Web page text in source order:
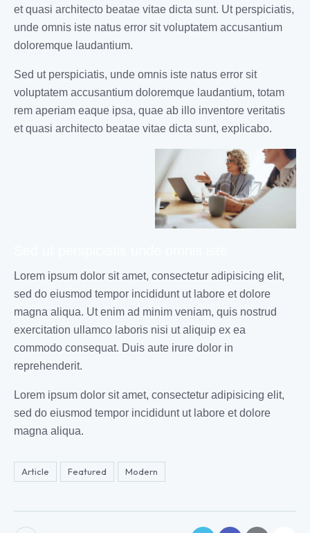
et quasi architecto beatae vitae dicta sunt. Ut perspiciatis,
unde omnis iste natus error sit voluptatem accusantium
doloremque laudantium.
Sed ut perspiciatis, unde omnis iste natus error sit
voluptatem accusantium doloremque laudantium, totam
rem aperiam eaque ipsa, quae ab illo inventore veritatis
et quasi architecto beatae vitae dicta sunt, explicabo.
Lorem ipsum dolor sit amet, consectetur adipisicing elit,
sed do eiusmod tempor incididunt ut labore et dolore
magna aliqua. Ut enim ad minim veniam, quis nostrud
exercitation ullamco laboris nisi ut aliquip ex ea
commodo consequat. Duis aute irure dolor in
reprehenderit.
Lorem ipsum dolor sit amet, consectetur adipisicing elit,
sed do eiusmod tempor incididunt ut labore et dolore
magna aliqua.
Article Featured Modern